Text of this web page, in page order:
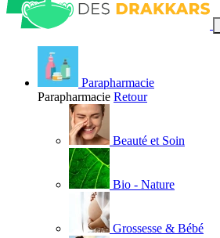
Parapharmacie
Parapharmacie Retour
Beauté et Soin
Bio - Nature
Grossesse & Bébé